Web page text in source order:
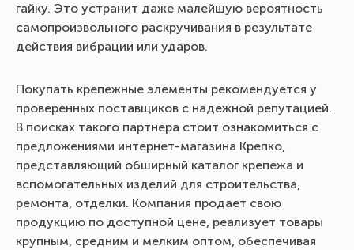
гайку. Это устранит даже малейшую вероятность
самопроизвольного раскручивания в результате
действия вибрации или ударов.
Покупать крепежные элементы рекомендуется у
проверенных поставщиков с надежной репутацией.
В поисках такого партнера стоит ознакомиться с
предложениями интернет-магазина Крепко,
представляющий обширный каталог крепежа и
вспомогательных изделий для строительства,
ремонта, отделки. Компания продает свою
продукцию по доступной цене, реализует товары
крупным, средним и мелким оптом, обеспечивая